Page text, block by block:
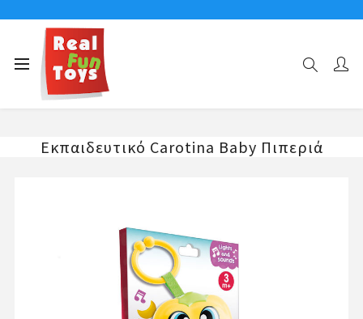
Αρχική σελίδα
Παιχνίδια για μωρά 0 έως 1 ετών
Εκπαιδευτικό Carotina Baby Πιπεριά
Εκπαιδευτικό Carotina Baby Πιπεριά